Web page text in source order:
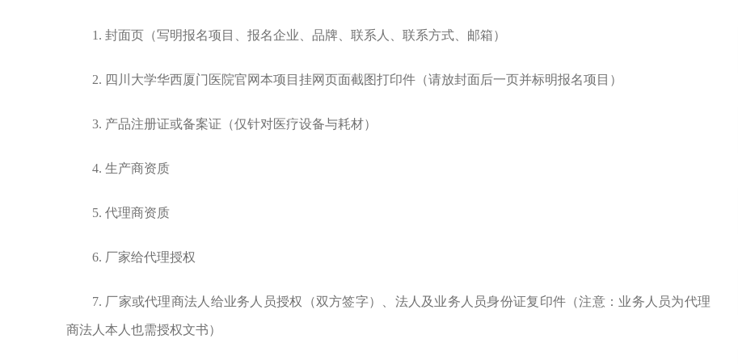
1. 封面页（写明报名项目、报名企业、品牌、联系人、联系方式、邮箱）
2. 四川大学华西厦门医院官网本项目挂网页面截图打印件（请放封面后一页并标明报名项目）
3. 产品注册证或备案证（仅针对医疗设备与耗材）
4. 生产商资质
5. 代理商资质
6. 厂家给代理授权
7. 厂家或代理商法人给业务人员授权（双方签字）、法人及业务人员身份证复印件（注意：业务人员为代理
商法人本人也需授权文书）